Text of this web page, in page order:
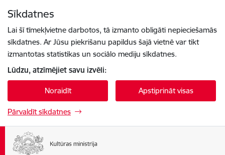
Sīkdatnes
Lai šī tīmekļvietne darbotos, tā izmanto obligāti nepieciešamās
sīkdatnes. Ar Jūsu piekrišanu papildus šajā vietnē var tikt
izmantotas statistikas un sociālo mediju sīkdatnes.
Lūdzu, atzīmējiet savu izvēli:
Noraidīt Apstiprināt visas
Pārvaldīt sīkdatnes